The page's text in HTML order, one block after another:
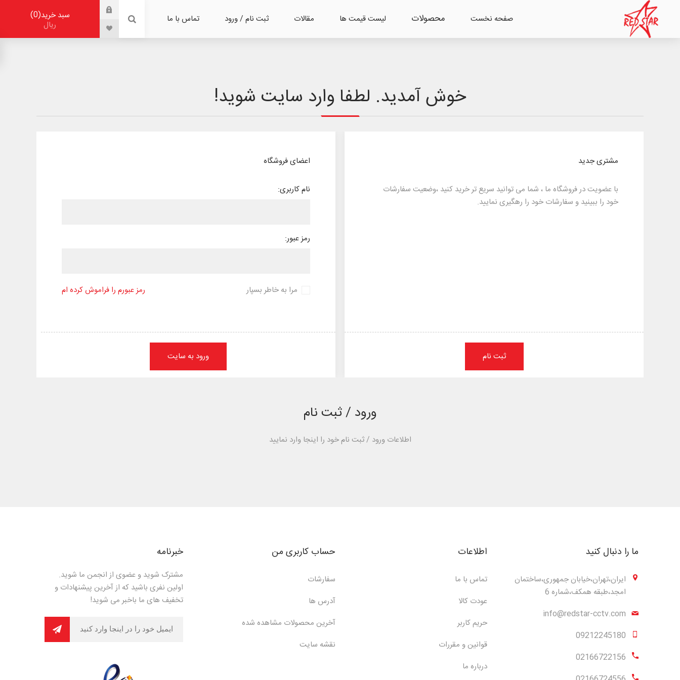
صفحه نخست محصولات لیست قیمت ها مقالات ثبت نام / ورود تماس با ما سبد خرید 0
ریال
خوش آمدید. لطفا وارد سایت شوید!
مشتری جدید
با عضویت در فروشگاه ما ، شما می توانید سریع تر خرید کنید ،وضعیت سفارشات
خود را ببینید و سفارشات خود را رهگیری نمایید.
اعضای فروشگاه
نام کاربری:
رمز عبور:
مرا به خاطر بسپار رمز عبورم را فراموش کرده ام
ورود / ثبت نام
اطلاعات ورود / ثبت نام خود را اینجا وارد نمایید
ما را دنبال کنید
ایران،تهران،خیابان جمهوری،ساختمان
امجد،طبقه همکف،شماره 6
info@redstar-cctv.com
09212245180
02166722156
اطلاعات
تماس با ما
عودت کالا
حریم کاربر
قوانین و مقررات
درباره ما
حساب کاربری من
سفارشات
آدرس ها
آخرین محصولات مشاهده شده
نقشه سایت
خبرنامه
مشترک شوید و عضوی از انجمن ما شوید.
اولین نفری باشید که از آخرین پیشنهادات و
تخفیف های ما باخبر می شوید!